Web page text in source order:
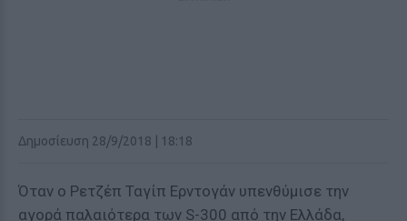
Δημοσίευση 28/9/2018 | 18:18
Όταν ο Ρετζέπ Ταγίπ Ερντογάν υπενθύμισε την
αγορά παλαιότερα των S-300 από την Ελλάδα,